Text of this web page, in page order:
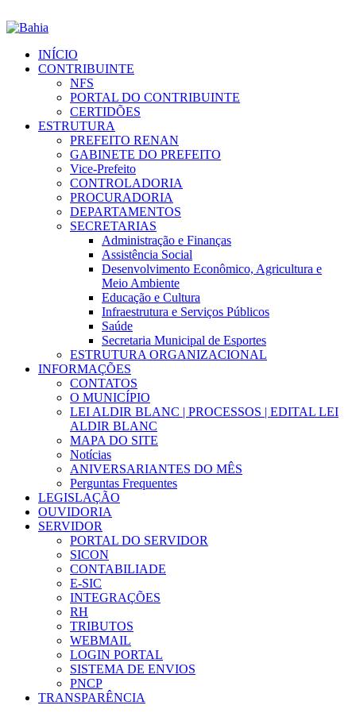
INÍCIO
CONTRIBUINTE
NFS
PORTAL DO CONTRIBUINTE
CERTIDÕES
ESTRUTURA
PREFEITO RENAN
GABINETE DO PREFEITO
Vice-Prefeito
CONTROLADORIA
PROCURADORIA
DEPARTAMENTOS
SECRETARIAS
Administração e Finanças
Assistência Social
Desenvolvimento Econômico, Agricultura e
Meio Ambiente
Educação e Cultura
Infraestrutura e Serviços Públicos
Saúde
Secretaria Municipal de Esportes
ESTRUTURA ORGANIZACIONAL
INFORMAÇÕES
CONTATOS
O MUNICÍPIO
LEI ALDIR BLANC | PROCESSOS | EDITAL LEI
ALDIR BLANC
MAPA DO SITE
Notícias
ANIVERSARIANTES DO MÊS
Perguntas Frequentes
LEGISLAÇÃO
OUVIDORIA
SERVIDOR
PORTAL DO SERVIDOR
SICON
CONTABILIADE
E-SIC
INTEGRAÇÕES
RH
TRIBUTOS
WEBMAIL
LOGIN PORTAL
SISTEMA DE ENVIOS
PNCP
TRANSPARÊNCIA